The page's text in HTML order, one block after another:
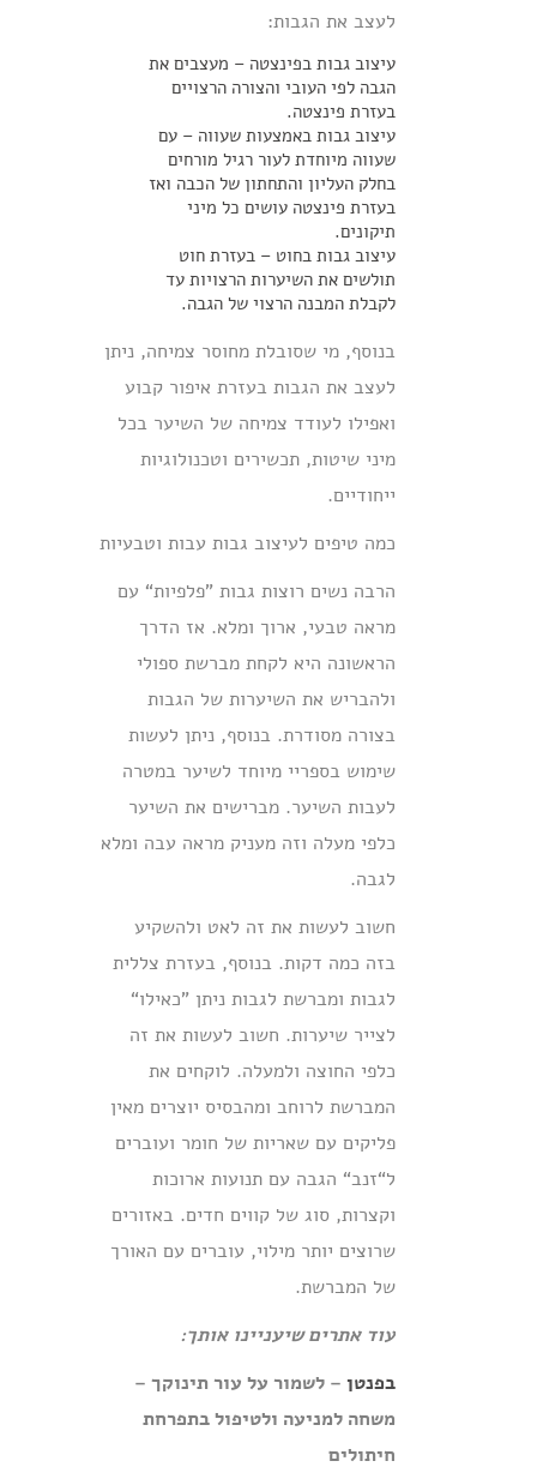
לעצב את הגבות:
עיצוב גבות בפינצטה – מעצבים את
הגבה לפי העובי והצורה הרצויים
בעזרת פינצטה.
עיצוב גבות באמצעות שעווה – עם
שעווה מיוחדת לעור רגיל מורחים
בחלק העליון והתחתון של הכבה ואז
בעזרת פינצטה עושים כל מיני
תיקונים.
עיצוב גבות בחוט – בעזרת חוט
תולשים את השיערות הרצויות עד
לקבלת המבנה הרצוי של הגבה.
בנוסף, מי שסובלת מחוסר צמיחה, ניתן
לעצב את הגבות בעזרת איפור קבוע
ואפילו לעודד צמיחה של השיער בכל
מיני שיטות, תכשירים וטכנולוגיות
ייחודיים.
כמה טיפים לעיצוב גבות עבות וטבעיות
הרבה נשים רוצות גבות ”פלפיות“ עם
מראה טבעי, ארוך ומלא. אז הדרך
הראשונה היא לקחת מברשת ספולי
ולהבריש את השיערות של הגבות
בצורה מסודרת. בנוסף, ניתן לעשות
שימוש בספריי מיוחד לשיער במטרה
לעבות השיער. מברישים את השיער
כלפי מעלה וזה מעניק מראה עבה ומלא
לגבה.
חשוב לעשות את זה לאט ולהשקיע
בזה כמה דקות. בנוסף, בעזרת צללית
לגבות ומברשת לגבות ניתן ”כאילו“
לצייר שיערות. חשוב לעשות את זה
כלפי החוצה ולמעלה. לוקחים את
המברשת לרוחב ומהבסיס יוצרים מאין
פליקים עם שאריות של חומר ועוברים
ל“זנב“ הגבה עם תנועות ארוכות
וקצרות, סוג של קווים חדים. באזורים
שרוצים יותר מילוי, עוברים עם האורך
של המברשת.
עוד אתרים שיעניינו אותך:
בפנטן – לשמור על עור תינוקך –
משחה למניעה ולטיפול בתפרחת
חיתולים